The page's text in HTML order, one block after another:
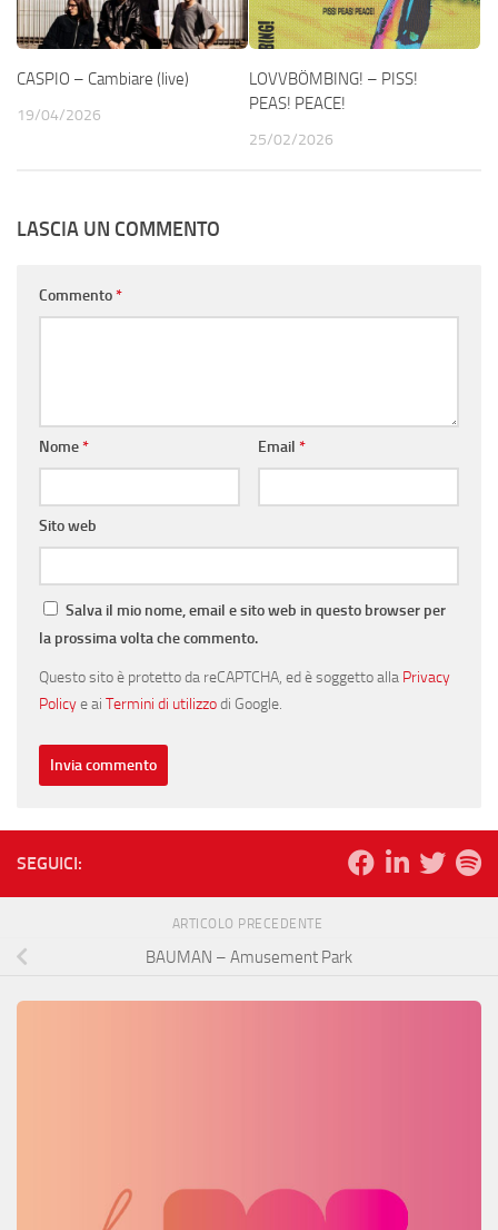
CASPIO – Cambiare (live)
19/04/2026
LOVVBÖMBING! – PISS!
PEAS! PEACE!
25/02/2026
LASCIA UN COMMENTO
Commento*
Nome* Email *
Sito web
Salva il mio nome, email e sito web in questo browser per
la prossima volta che commento.
Questo sito è protetto da reCAPTCHA, ed è soggetto alla Privacy
Policye ai Termini di utilizzodi Google.
SEGUICI:
ARTICOLO PRECEDENTE
BAUMAN – Amusement Park